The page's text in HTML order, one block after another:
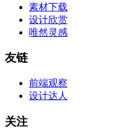
素材下载
设计欣赏
唯然灵感
友链
前端观察
设计达人
关注